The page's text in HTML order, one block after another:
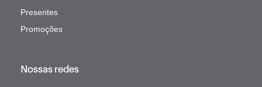
Presentes
Promoções
Nossas redes